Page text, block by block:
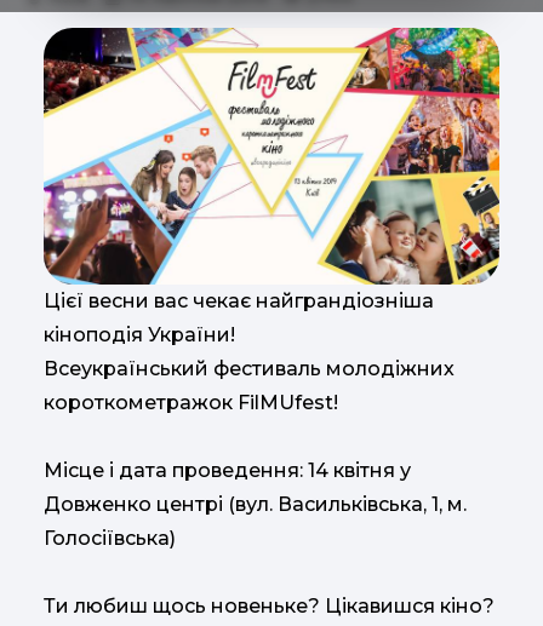
Цієї весни вас чекає найграндіозніша
кіноподія України!
Всеукраїнський фестиваль молодіжних
короткометражок FilMUfest!
Місце і дата проведення: 14 квітня у
Довженко центрі (вул. Васильківська, 1, м.
Голосіївська)
Ти любиш щось новеньке? Цікавишся кіно?